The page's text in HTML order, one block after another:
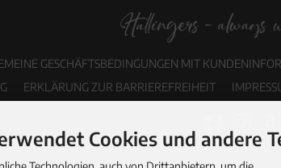
GESCHÄFTSBEDINGUNGEN MIT
ERKLÄRUNG ZUR BARRIEREFREIHEIT
Cookies und andere